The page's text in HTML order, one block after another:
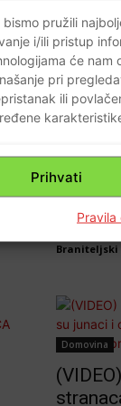
bismo pružili
i/ili pristup
će nam
pri
ili
Prihvati
Svjedoci
ZULU
u
odgojio
Braniteljski
Domovina